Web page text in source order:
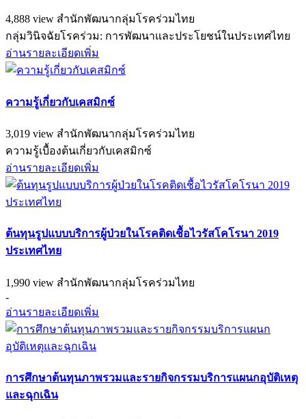
4,888 view สำนักพัฒนากลุ่มโรคร่วมไทย
กลุ่มวินิจฉัยโรคร่วม: การพัฒนาและประโยชน์ในประเทศไทย
อ่านรายละเอียดเพิ่ม
ความรู้เกี่ยวกับเคสมิกซ์
3,019 view สำนักพัฒนากลุ่มโรคร่วมไทย
ความรู้เบื้องต้นเกี่ยวกับเคสมิกซ์
อ่านรายละเอียดเพิ่ม
ต้นทุนรูปแบบบริการผู้ป่วยในโรคติดเชื้อไวรัสโคโรนา 2019
ประเทศไทย
1,990 view สำนักพัฒนากลุ่มโรคร่วมไทย
-
อ่านรายละเอียดเพิ่ม
การศึกษาต้นทุนภาพรวมและรายกิจกรรมบริการแผนกอุบัติเหตุ
และฉุกเฉิน